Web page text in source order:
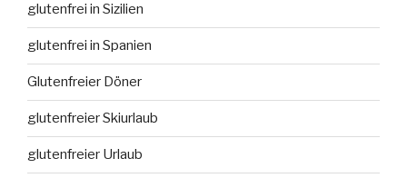
glutenfrei in Sizilien
glutenfrei in Spanien
Glutenfreier Döner
glutenfreier Skiurlaub
glutenfreier Urlaub